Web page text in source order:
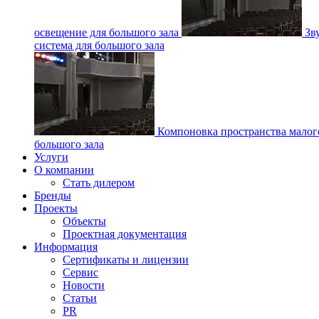
освещение для большого зала
система для большого зала
Компоновка пространства
большого зала
Услуги
О компании
Стать дилером
Бренды
Проекты
Объекты
Проектная документация
Информация
Сертификаты и лицензии
Сервис
Новости
Статьи
PR